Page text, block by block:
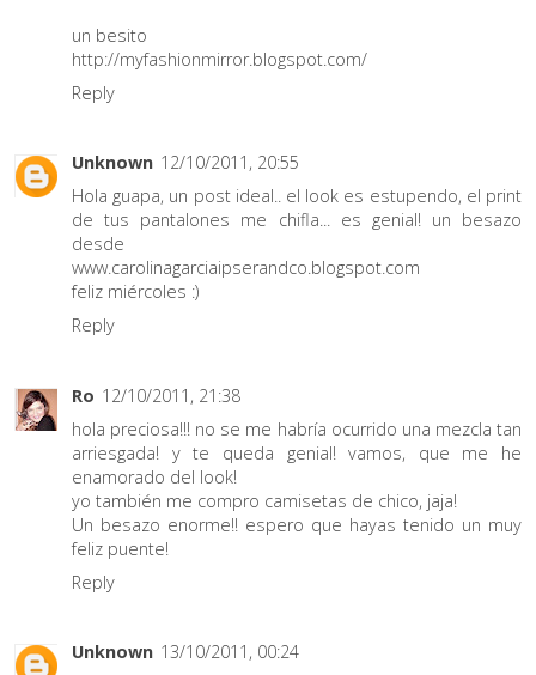
un besito
http://myfashionmirror.blogspot.com/
Reply
Unknown 12/10/2011, 20:55
Hola guapa, un post ideal.. el look es estupendo, el print
de tus pantalones me chifla... es genial! un besazo
desde
www.carolinagarciaipserandco.blogspot.com
feliz miércoles :)
Reply
Ro 12/10/2011, 21:38
hola preciosa!!! no se me habría ocurrido una mezcla tan
arriesgada! y te queda genial! vamos, que me he
enamorado del look!
yo también me compro camisetas de chico, jaja!
Un besazo enorme!! espero que hayas tenido un muy
feliz puente!
Reply
Unknown 13/10/2011, 00:24